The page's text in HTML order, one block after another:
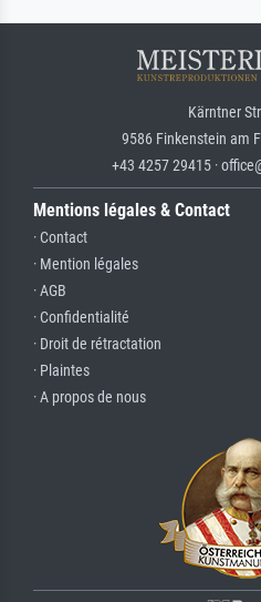
Kärntner
9586 Finkenstein am
+43 4257 29415 ·
Mentions légales & Contact
· Contact
· Mention légales
· AGB
· Confidentialité
· Droit de rétractation
· Plaintes
· A propos de nous